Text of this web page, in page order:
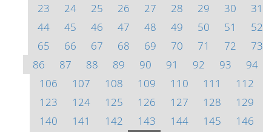
23
24 25 26 27 28 29 30 31
44
45 46 47 48 49 50 51 52
65
66 67 68 69 70 71 72 73
86
87 88 89 90 91 92 93 94
106
107 108 109 110 111 112
123
124 125 126 127 128 129
140
141 142 143 144 145 146